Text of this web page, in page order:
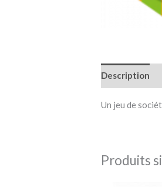
Description
Un jeu de
Produits